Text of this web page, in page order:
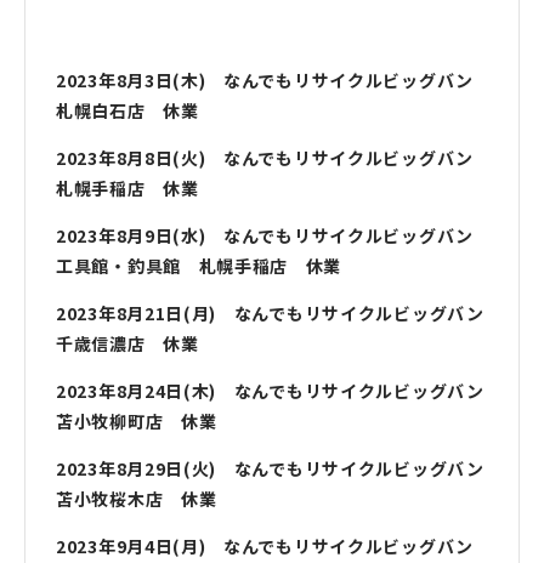
2023年8月3日(木) なんでもリサイクルビッグバン
札幌白石店 休業
2023年8月8日(火) なんでもリサイクルビッグバン
札幌手稲店 休業
2023年8月9日(水) なんでもリサイクルビッグバン
工具館・釣具館 札幌手稲店 休業
2023年8月21日(月) なんでもリサイクルビッグバン
千歳信濃店 休業
2023年8月24日(木) なんでもリサイクルビッグバン
苫小牧柳町店 休業
2023年8月29日(火) なんでもリサイクルビッグバン
苫小牧桜木店 休業
2023年9月4日(月) なんでもリサイクルビッグバン